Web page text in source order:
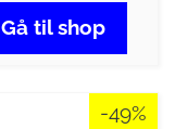
Gå til shop
-49%